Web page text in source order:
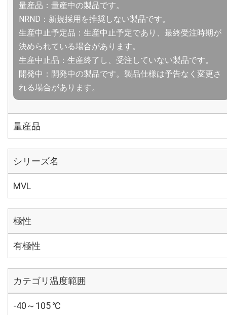
量産品：量産中の製品です。
NRND：新規採用を推奨しない製品です。
生産中止予定品：生産中止予定であり、最終受注時期が
決められている場合があります。
生産中止品：生産終了し、受注していない製品です。
開発中：開発中の製品です。製品仕様は予告なく変更さ
れる場合があります。
量産品
シリーズ名
MVL
極性
有極性
カテゴリ温度範囲
-40～105 ℃